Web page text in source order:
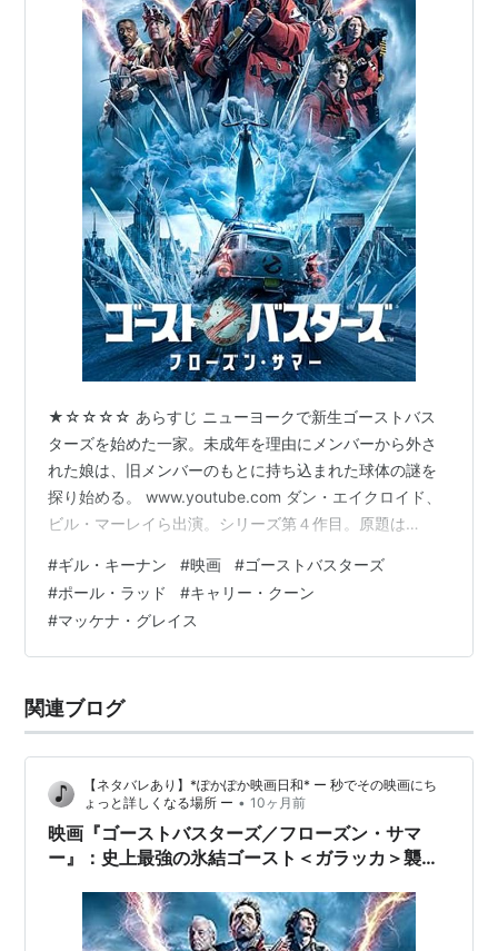
★☆☆☆☆ あらすじ ニューヨークで新生ゴーストバス
ターズを始めた一家。未成年を理由にメンバーから外さ
れた娘は、旧メンバーのもとに持ち込まれた球体の謎を
探り始める。 www.youtube.com ダン・エイクロイド、
ビル・マーレイら出演。シリーズ第４作目。原題は
ーから外されてしまった主人公が、何もかもを凍らせる
最強ゴーストの脅威に立ち向かう物語だ。 冒頭でゴース
トの恐ろしさを匂わせる過去の出来事が描かれた後、現
代のゴーストバスターズの物語が始まる。彼らの現在の
構…
#ギル・キーナン #映画 #ゴーストバスターズ
#ポール・ラッド #キャリー・クーン
#マッケナ・グレイス
関連ブログ
【ネタバレあり】*ぽかぽか映画日和* ー 秒でその映画にち
ょっと詳しくなる場所 ー • 10ヶ月前
映画『ゴーストバスターズ／フローズン・サマ
ー』：史上最強の氷結ゴースト＜ガラッカ＞襲